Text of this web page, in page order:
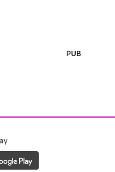
PUB